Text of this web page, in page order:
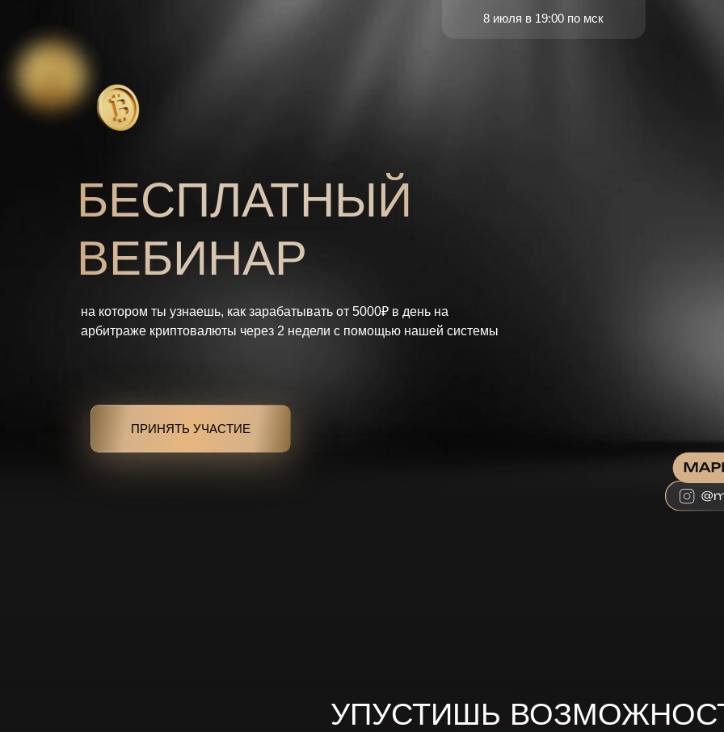
ПРИНЯТЬ УЧАСТИЕ
8 июля в 19:00 по мск
БЕСПЛАТНЫЙ
ВЕБИНАР
на котором ты узнаешь, как зарабатывать от 5000₽ в день на
арбитраже криптовалюты через 2 недели с помощью нашей системы
УПУСТИШЬ